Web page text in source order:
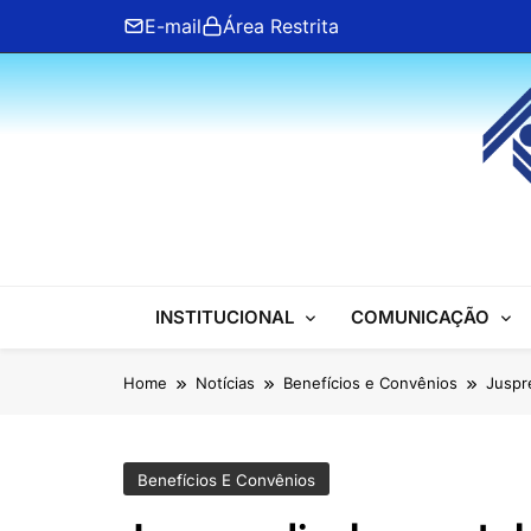
content
E-mail Área Restrita
ANFIP Nacional
INSTITUCIONAL COMUNICAÇÃO
Home Notícias Benefícios e Convênios
Benefícios E Convênios